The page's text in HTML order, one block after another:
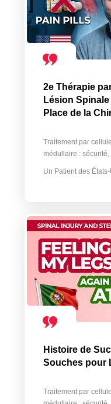
2e Thérapie
Lésion
Place de la
Traitement par
médullaire :
Un Patient des
Histoire de
Souches pour
Traitement par